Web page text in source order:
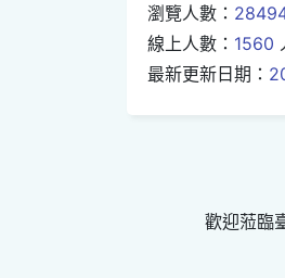
瀏覽人數：
線上人數： 1560
最新更新日期：
歡迎蒞臨